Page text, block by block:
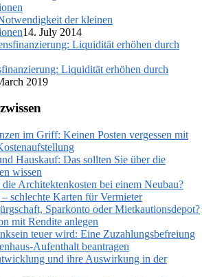
der kleinen
14. July 2014
Liquidität erhöhen durch
2019
im Griff: Keinen Posten vergessen mit
Hauskauf: Das sollten Sie über die
wissen
Architektenkosten bei einem Neubau?
schlechte Karten für Vermieter
Sparkonto oder Mietkautionsdepot?
mit Rendite anlegen
teuer wird: Eine Zuzahlungsbefreiung
Aufenthalt beantragen
und ihre Auswirkung in der